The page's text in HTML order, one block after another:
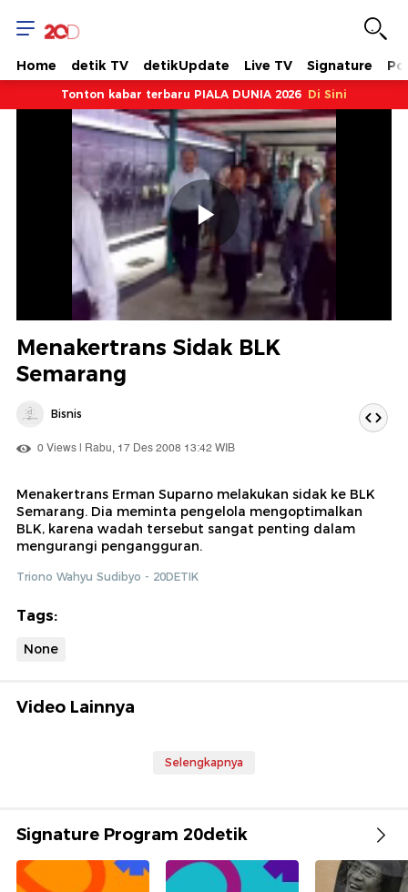
Home detik TV detikUpdate Live TV Signature
Tonton kabar terbaru PIALA DUNIA 2026 Di Sini
Memutarkan
Video
Menakertrans Sidak BLK
Semarang
Bisnis
0 Views | Rabu, 17 Des 2008 13:42 WIB
Menakertrans Erman Suparno melakukan sidak ke BLK
Semarang. Dia meminta pengelola mengoptimalkan
BLK, karena wadah tersebut sangat penting dalam
mengurangi pengangguran.
Triono Wahyu Sudibyo - 20DETIK
Tags:
None
Video Lainnya
Selengkapnya
Signature Program 20detik